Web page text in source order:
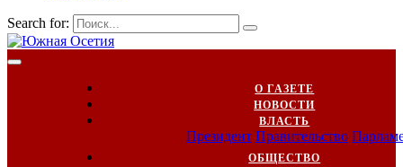
Search for:
О ГАЗЕТЕ
НОВОСТИ
ВЛАСТЬ
Президент Правительство
ОБЩЕСТВО